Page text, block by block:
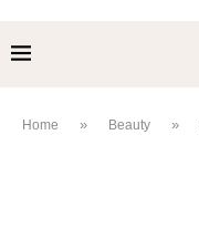
Home » Beauty »